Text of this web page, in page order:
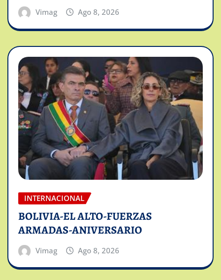
Vimag Ago 8, 2026
INTERNACIONAL
BOLIVIA-EL ALTO-FUERZAS
ARMADAS-ANIVERSARIO
Vimag Ago 8, 2026